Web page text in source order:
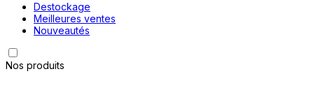
Destockage
Meilleures ventes
Nouveautés
Nos produits